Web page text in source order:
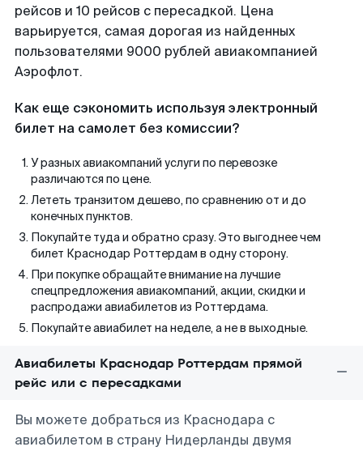
рейсов и 10 рейсов с пересадкой. Цена
варьируется, самая дорогая из найденных
пользователями 9000 рублей авиакомпанией
Аэрофлот.
Как еще сэкономить используя электронный
билет на самолет без комиссии?
У разных авиакомпаний услуги по перевозке
различаются по цене.
Лететь транзитом дешево, по сравнению от и до
конечных пунктов.
Покупайте туда и обратно сразу. Это выгоднее чем
билет Краснодар Роттердам в одну сторону.
При покупке обращайте внимание на лучшие
спецпредложения авиакомпаний, акции, скидки и
распродажи авиабилетов из Роттердама.
Покупайте авиабилет на неделе, а не в выходные.
Авиабилеты Краснодар Роттердам прямой
рейс или с пересадками
Вы можете добраться из Краснодара с
авиабилетом в страну Нидерланды двумя